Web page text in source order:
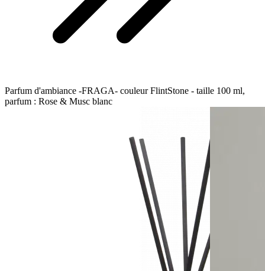
Parfum d'ambiance -FRAGA- couleur FlintStone - taille 100 ml,
parfum : Rose & Musc blanc